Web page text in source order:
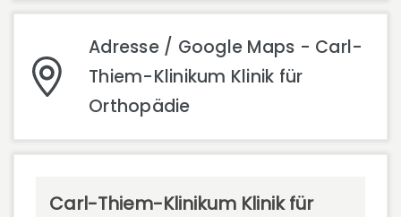
Adresse / Google Maps - Carl-
Thiem-Klinikum Klinik für
Orthopädie
Carl-Thiem-Klinikum Klinik für